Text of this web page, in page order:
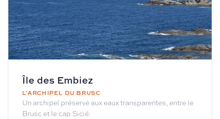
Île des Embiez
L'ARCHIPEL DU BRUSC
Un archipel préservé aux eaux transparentes, entre le
Brusc et le cap Sicié.